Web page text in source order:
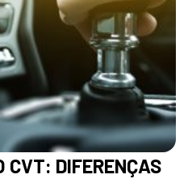
CVT: DIFERENÇAS